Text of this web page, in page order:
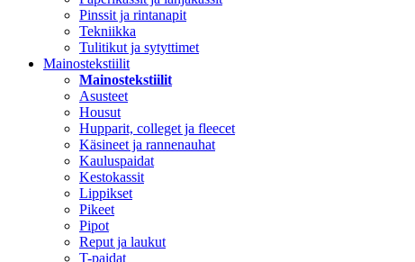
Pinssit ja rintanapit
Tekniikka
Tulitikut ja sytyttimet
Mainostekstiilit
Mainostekstiilit
Asusteet
Housut
Hupparit, colleget ja fleecet
Käsineet ja rannenauhat
Kauluspaidat
Kestokassit
Lippikset
Pikeet
Pipot
Reput ja laukut
T-paidat